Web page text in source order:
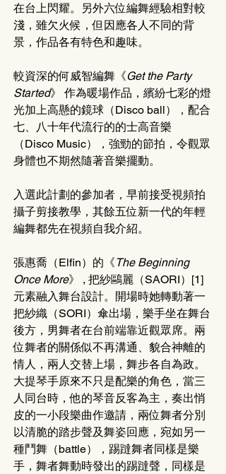
在台上閃耀。另外六位編舞經驗相對較
淺，雖欠火候，但因應各人不同的背
景，作品各有特色和趣味。
較資深的何威智編舞 《Get the Party
Started》
作為暖場作品，繽紛七彩的燈
光加上高懸的鏡球（Disco ball），配合
七、八十年代流行的的士高音樂
（Disco Music），強勁的節拍，令觀眾
身體也不期然隨著音樂擺動。
入選此計劃的參加者，早前接受視頻拍
攝子剪接教學，其餘五位新一代的年輕
編舞都先在視頻自我介紹。
張惠喬（Elfin）的 《The Beginning
Once More》
, 把紗鷗麗（SAORI）[1]
元素融入舞台設計。開場時她轉動著一
把紗織（SORI）傘出場，樂手坐在舞台
後方，男舞者在台前端靠近觀眾席。兩
位舞者的關係似不再溝通、貌合神離的
情人，兩人交替上場，舞步各自為政。
大提琴手原來不只是配樂的角色，當三
人同台時，他的琴音反客為主，奏出悄
皮的一小段樂曲作邀請，兩位舞者分別
以清脆的踏步聲及舞姿回應，宛如另一
種鬥舞（battle），踢躂舞者同樣是樂
手，舞者舞動時發出的踢躂聲，同樣是